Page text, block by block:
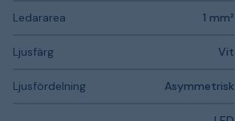
Ledararea 1 mm²
Ljusfärg Vit
Ljusfördelning Asymmetrisk